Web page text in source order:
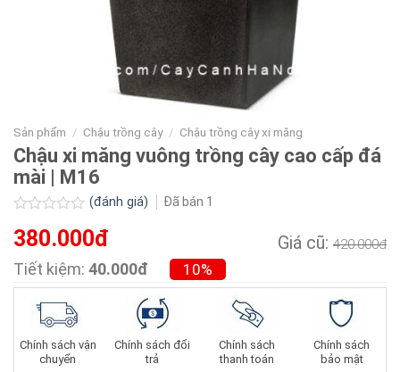
Sản phẩm / Chậu trồng cây / Chậu trồng cây xi măng
Chậu xi măng vuông trồng cây cao cấp đá
mài | M16
xếp
0.0
(đánh giá) Đã bán 1
380.000đ Giá cũ: 420.000đ
Tiết kiệm: 40.000đ 10%
Chính sách vận
chuyển
Chính sách đổi
trả
Chính sách
thanh toán
Chính sách
bảo mật